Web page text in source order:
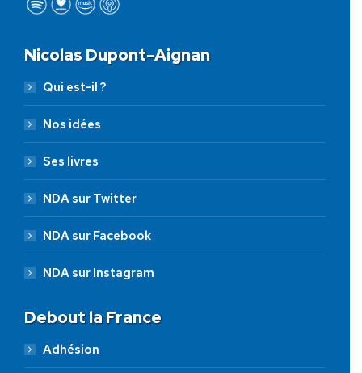
Nicolas Dupont-Aignan
Qui est-il ?
Nos idées
Ses livres
NDA sur Twitter
NDA sur Facebook
NDA sur Instagram
Debout la France
Adhésion